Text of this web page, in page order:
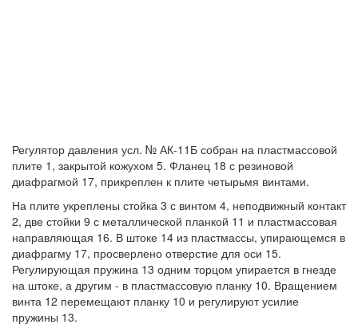
Регулятор давления усл. № АК-11Б собран на пластмассовой
плите 1, закрытой кожухом 5. Фланец 18 с резиновой
диафрагмой 17, прикреплен к плите четырьмя винтами.
На плите укреплены стойка 3 с винтом 4, неподвижный контакт
2, две стойки 9 с металлической планкой 11 и пластмассовая
направляющая 16. В штоке 14 из пластмассы, упирающемся в
диафрагму 17, просверлено отверстие для оси 15.
Регулирующая пружина 13 одним торцом упирается в гнезде
на штоке, а другим - в пластмассовую планку 10. Вращением
винта 12 перемещают планку 10 и регулируют усилие
пружины 13.